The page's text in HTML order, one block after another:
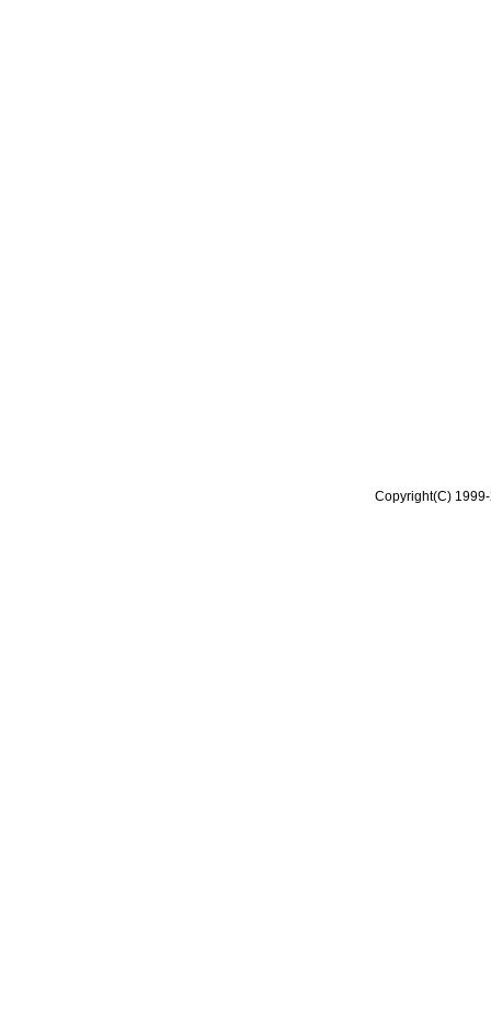
Copyright(C)